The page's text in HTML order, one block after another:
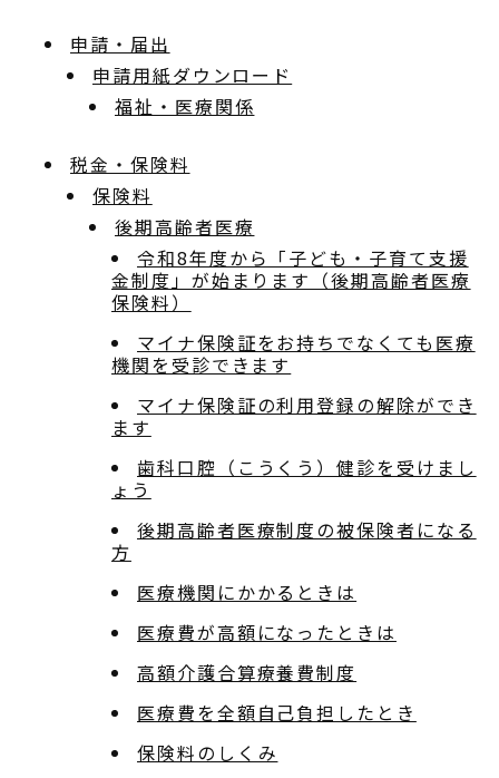
申請・届出
申請用紙ダウンロード
福祉・医療関係
税金・保険料
保険料
後期高齢者医療
令和8年度から「子ども・子育て支援
金制度」が始まります（後期高齢者医療
保険料）
マイナ保険証をお持ちでなくても医療
機関を受診できます
マイナ保険証の利用登録の解除ができ
ます
歯科口腔（こうくう）健診を受けまし
ょう
後期高齢者医療制度の被保険者になる
方
医療機関にかかるときは
医療費が高額になったときは
高額介護合算療養費制度
医療費を全額自己負担したとき
保険料のしくみ